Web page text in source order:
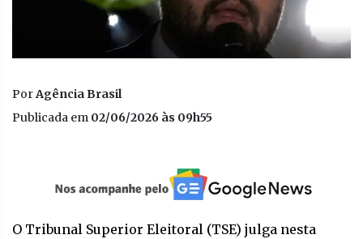
PorAgência Brasil
Publicada em 02/06/2026 às 09h55
O Tribunal Superior Eleitoral (TSE) julga nesta